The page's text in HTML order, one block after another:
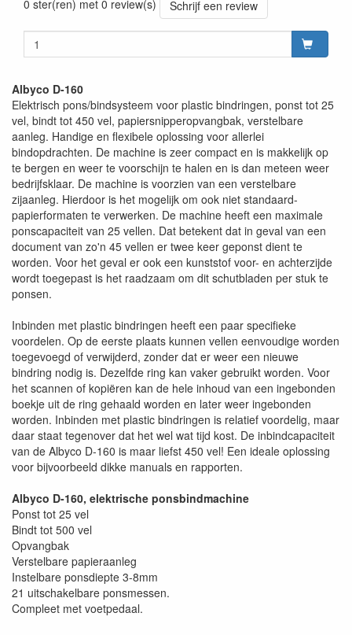
0 ster(ren) met 0 review(s)
Schrijf een review
Albyco D-160
Elektrisch pons/bindsysteem voor plastic bindringen, ponst tot 25
vel, bindt tot 450 vel, papiersnipperopvangbak, verstelbare
aanleg. Handige en flexibele oplossing voor allerlei
bindopdrachten. De machine is zeer compact en is makkelijk op
te bergen en weer te voorschijn te halen en is dan meteen weer
bedrijfsklaar. De machine is voorzien van een verstelbare
zijaanleg. Hierdoor is het mogelijk om ook niet standaard-
papierformaten te verwerken. De machine heeft een maximale
ponscapaciteit van 25 vellen. Dat betekent dat in geval van een
document van zo'n 45 vellen er twee keer geponst dient te
worden. Voor het geval er ook een kunststof voor- en achterzijde
wordt toegepast is het raadzaam om dit schutbladen per stuk te
ponsen.
Inbinden met plastic bindringen heeft een paar specifieke
voordelen. Op de eerste plaats kunnen vellen eenvoudige worden
toegevoegd of verwijderd, zonder dat er weer een nieuwe
bindring nodig is. Dezelfde ring kan vaker gebruikt worden. Voor
het scannen of kopiëren kan de hele inhoud van een ingebonden
boekje uit de ring gehaald worden en later weer ingebonden
worden. Inbinden met plastic bindringen is relatief voordelig, maar
daar staat tegenover dat het wel wat tijd kost. De inbindcapaciteit
van de Albyco D-160 is maar liefst 450 vel! Een ideale oplossing
voor bijvoorbeeld dikke manuals en rapporten.
Albyco D-160, elektrische ponsbindmachine
Ponst tot 25 vel
Bindt tot 500 vel
Opvangbak
Verstelbare papieraanleg
Instelbare ponsdiepte 3-8mm
21 uitschakelbare ponsmessen.
Compleet met voetpedaal.